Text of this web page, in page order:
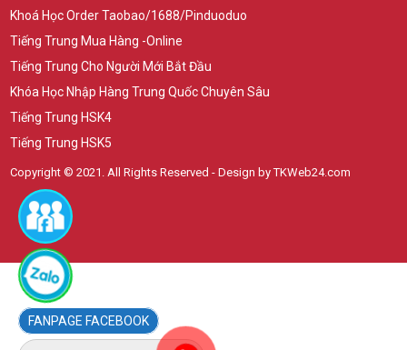
Khoá Học Order Taobao/1688/Pinduoduo
Tiếng Trung Mua Hàng -Online
Tiếng Trung Cho Người Mới Bắt Đầu
Khóa Học Nhập Hàng Trung Quốc Chuyên Sâu
Tiếng Trung HSK4
Tiếng Trung HSK5
Copyright © 2021. All Rights Reserved - Design by TKWeb24.com
FACEBOOK